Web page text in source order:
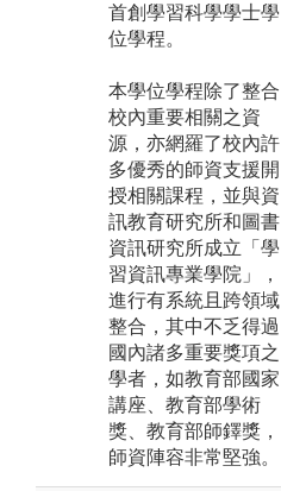
首創學習科學學士學
位學程。
本學位學程除了整合
校內重要相關之資
源，亦網羅了校內許
多優秀的師資支援開
授相關課程，並與資
訊教育研究所和圖書
資訊研究所成立「學
習資訊專業學院」，
進行有系統且跨領域
整合，其中不乏得過
國內諸多重要獎項之
學者，如教育部國家
講座、教育部學術
獎、教育部師鐸獎，
師資陣容非常堅強。